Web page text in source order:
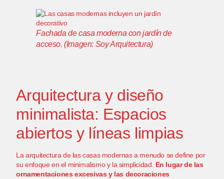
Fachada de casa moderna con jardín de
acceso. (Imagen: Soy Arquitectura)
Arquitectura y diseño
minimalista: Espacios
abiertos y líneas limpias
La arquitectura de las casas modernas a menudo se define por
su enfoque en el minimalismo y la simplicidad. En lugar de las
ornamentaciones excesivas y las decoraciones